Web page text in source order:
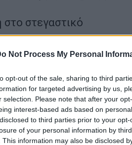
Not Process My Personal
opt-out of the sale, sharing to third
for targeted advertising by us,
selection. Please note that after your
interest-based ads based on
to third parties prior to your
of your personal information by
This information may also be disclosed
στεγαστικό
του Ταμείου Ανάκαμψης, ώστε 2 δισ.
για να ενταχθεί κάποιος σε αυτό
διευρύνονται, ώστε να μπορούν να
39 έως 50 ετών (σ.σ έως σήμερα
θα διευρυνθούν και τα εισοδηματικά